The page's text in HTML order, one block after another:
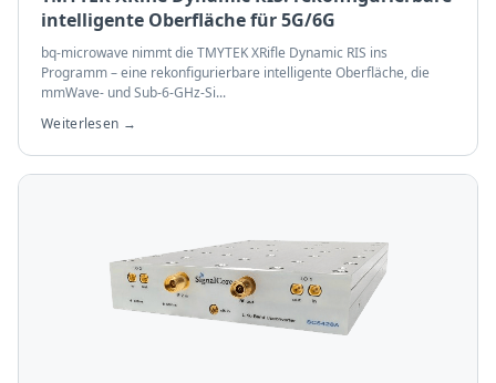
intelligente Oberfläche für 5G/6G
bq-microwave nimmt die TMYTEK XRifle Dynamic RIS ins
Programm – eine rekonfigurierbare intelligente Oberfläche, die
mmWave- und Sub-6-GHz-Si...
Weiterlesen →